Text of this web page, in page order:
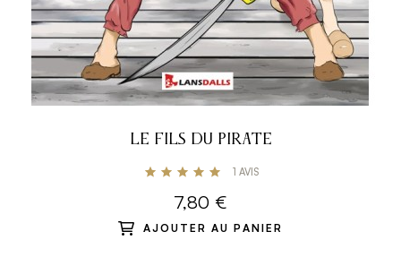
LE FILS DU PIRATE
1 AVIS
7,80 €
AJOUTER AU PANIER